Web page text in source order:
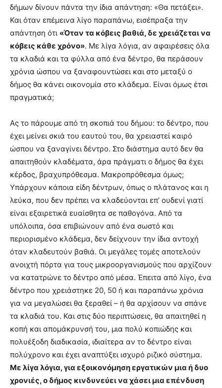
δήμων δίνουν πάντα την ίδια απάντηση: «Θα πετάξει».
Και όταν επέμεινα λίγο παραπάνω, εισέπραξα την
απάντηση ότι «Όταν τα κόβεις βαθιά, δε χρειάζεται να
κόβεις κάθε χρόνο». Με λίγα λόγια, αν αφαιρέσεις όλα
τα κλαδιά και τα φύλλα από ένα δέντρο, θα περάσουν
χρόνια ώσπου να ξαναφουντώσει και στο μεταξύ ο
δήμος θα κάνει οικονομία στο κλάδεμα. Είναι όμως έτσι
πραγματικά;
Ας το πάρουμε από τη σκοπιά του δήμου: το δέντρο, που
έχει μείνει σκιά του εαυτού του, θα χρειαστεί καιρό
ώσπου να ξαναγίνει δέντρο. Στο διάστημα αυτό δεν θα
απαιτηθούν κλαδέματα, άρα πράγματι ο δήμος θα έχει
κέρδος, βραχυπρόθεσμα. Μακροπρόθεσμα όμως;
Υπάρχουν κάποια είδη δέντρων, όπως ο πλάτανος και η
λεύκα, που δεν πρέπει να κλαδεύονται επ’ ουδενί γιατί
είναι εξαιρετικά ευαίσθητα σε παθογόνα. Από τα
υπόλοιπα, όσα επιβιώνουν από ένα σωστό και
περιορισμένο κλάδεμα, δεν δείχνουν την ίδια αντοχή
όταν κλαδευτούν βαθιά. Οι μεγάλες τομές αποτελούν
ανοιχτή πόρτα για τους μικροοργανισμούς που αρχίζουν
να κατατρώνε το δέντρο από μέσα. Έπειτα από λίγο, ένα
δέντρο που χρειάστηκε 20, 50 ή και παραπάνω χρόνια
για να μεγαλώσει θα ξεραθεί – ή θα αρχίσουν να σπάνε
τα κλαδιά του. Και στις δύο περιπτώσεις, θα απαιτηθεί η
κοπή και απομάκρυνσή του, μια πολύ κοπιώδης και
πολυέξοδη διαδικασία, ιδιαίτερα αν το δέντρο είναι
πολύχρονο και έχει αναπτύξει ισχυρό ριζικό σύστημα.
Με λίγα λόγια, για εξοικονόμηση εργατικών μια ή δυο
χρονιές, ο δήμος κινδυνεύει να χάσει μια επένδυση